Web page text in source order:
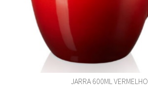
JARRA 600ML VERMELHO